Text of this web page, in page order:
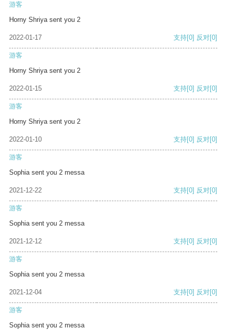
游客
Horny Shriya sent you 2
2022-01-17 支持[0] 反对[0]
游客
Horny Shriya sent you 2
2022-01-15 支持[0] 反对[0]
游客
Horny Shriya sent you 2
2022-01-10 支持[0] 反对[0]
游客
Sophia sent you 2 messa
2021-12-22 支持[0] 反对[0]
游客
Sophia sent you 2 messa
2021-12-12 支持[0] 反对[0]
游客
Sophia sent you 2 messa
2021-12-04 支持[0] 反对[0]
游客
Sophia sent you 2 messa